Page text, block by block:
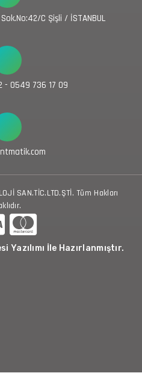
C Şişli / İSTANBUL
- 0549 736 17 09
SAN.TİC.LTD.ŞTİ. Tüm Hakları
İle Hazırlanmıştır.